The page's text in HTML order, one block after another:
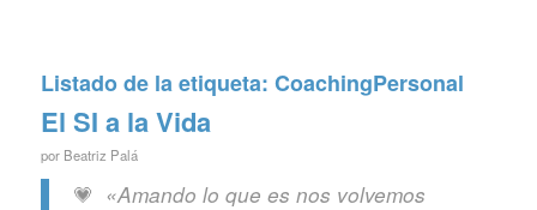
Listado de la etiqueta: CoachingPersonal
El SI a la Vida
por Beatriz Palá
💗 «Amando lo que es nos volvemos